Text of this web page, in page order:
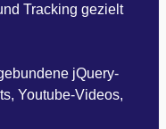
Tracking gezielt
jQuery-
Youtube-Videos,